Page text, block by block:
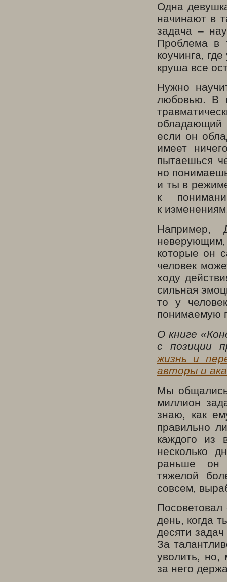
Одна
начинают в
задача –
Проблема в
коучинга,
круша все
Нужно
любовью. В
обладающий
если он
имеет
пытаешься
но
и ты в
к
к
Например,
неверующим,
которые он
человек
ходу
сильная
то у
понимаемую
О книге
с позиции
жизнь и
авторы и
Мы
миллион
знаю, как
правильно
каждого из
несколько
раньше он
тяжелой
совсем,
день, когда
десяти
За
уволить, но,
за него